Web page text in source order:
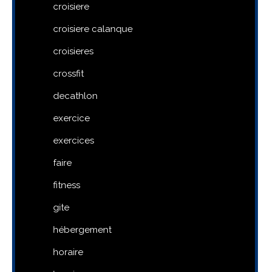
croisiere
croisiere calanque
croisieres
crossfit
decathlon
exercice
exercices
faire
fitness
gite
hébergement
horaire